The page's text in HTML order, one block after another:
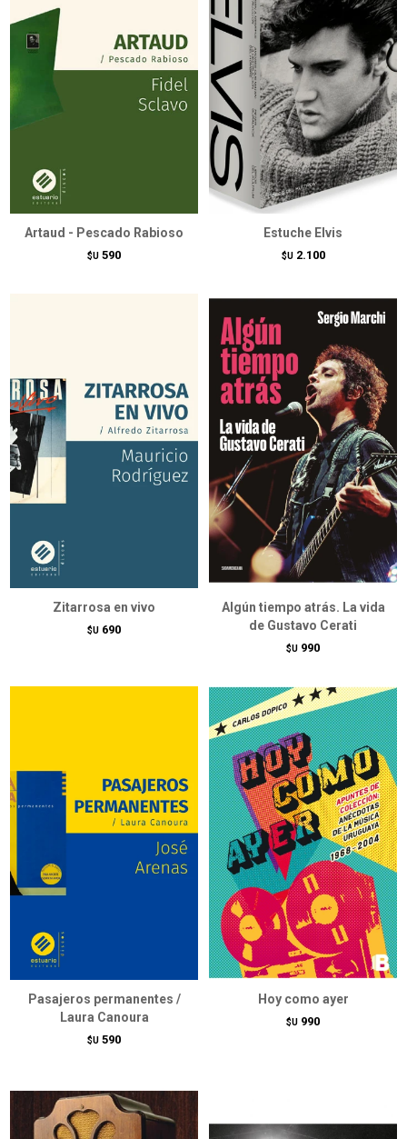
Artaud - Pescado Rabioso
$U 590
Estuche Elvis
$U 2.100
Zitarrosa en vivo
$U 690
Algún tiempo atrás. La vida
de Gustavo Cerati
$U 990
Pasajeros permanentes /
Laura Canoura
$U 590
Hoy como ayer
$U 990